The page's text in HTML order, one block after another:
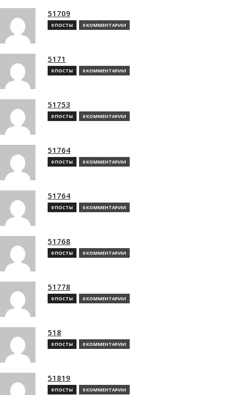
51709
0 ПОСТЫ 0 КОММЕНТАРИИ
5171
0 ПОСТЫ 0 КОММЕНТАРИИ
51753
0 ПОСТЫ 0 КОММЕНТАРИИ
51764
0 ПОСТЫ 0 КОММЕНТАРИИ
51764
0 ПОСТЫ 0 КОММЕНТАРИИ
51768
0 ПОСТЫ 0 КОММЕНТАРИИ
51778
0 ПОСТЫ 0 КОММЕНТАРИИ
518
0 ПОСТЫ 0 КОММЕНТАРИИ
51819
0 ПОСТЫ 0 КОММЕНТАРИИ